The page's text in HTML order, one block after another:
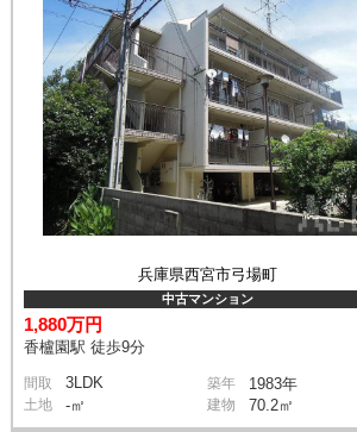
兵庫県西宮市弓場町
中古マンション
1,880万円
香櫨園駅 徒歩9分
間取 3LDK 築年 1983年
土地 -㎡ 建物 70.2㎡